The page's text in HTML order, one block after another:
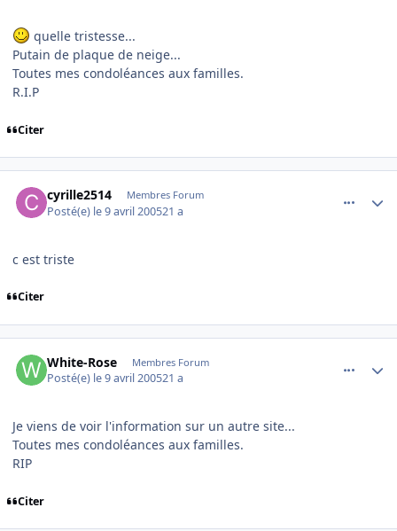
quelle tristesse...
Putain de plaque de neige...
Toutes mes condoléances aux familles.
R.I.P
Citer
cyrille2514 Membres Forum
Posté(e) le 9 avril 200521 a
c est triste
Citer
White-Rose Membres Forum
Posté(e) le 9 avril 200521 a
Je viens de voir l'information sur un autre site...
Toutes mes condoléances aux familles.
RIP
Citer